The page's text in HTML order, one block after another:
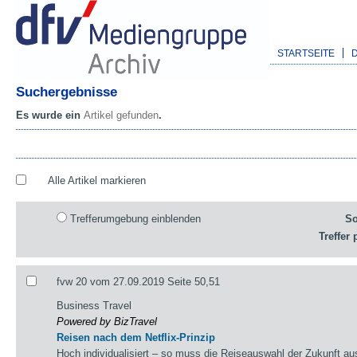
STARTSEITE
Suchergebnisse
Es wurde ein Artikel gefunden.
Alle Artikel markieren
Trefferumgebung einblenden
Treffer
fvw 20 vom 27.09.2019 Seite 50,51
Business Travel
Powered by BizTravel
Reisen nach dem Netflix-Prinzip
Hoch individualisiert – so muss die Reiseauswahl der Zukunft